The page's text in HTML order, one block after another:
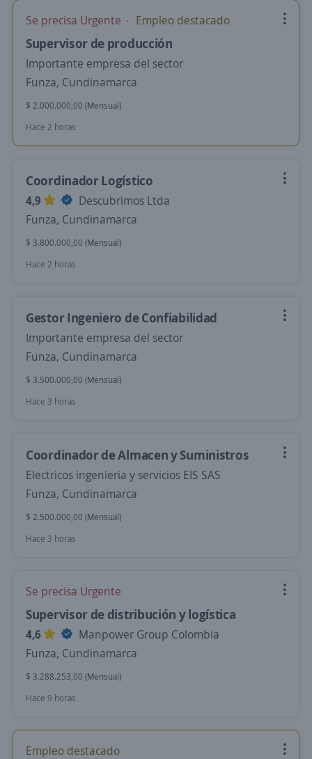
Se precisa Urgente Empleo destacado
Supervisor de producción
Importante empresa del sector
Funza, Cundinamarca
$ 2.000.000,00 (Mensual)
Hace 2 horas
Coordinador Logístico
4,9
Descubrimos Ltda
Funza, Cundinamarca
$ 3.800.000,00 (Mensual)
Hace 2 horas
Gestor Ingeniero de Confiabilidad
Importante empresa del sector
Funza, Cundinamarca
$ 3.500.000,00 (Mensual)
Hace 3 horas
Coordinador de Almacen y Suministros
Electricos ingenieria y servicios EIS SAS
Funza, Cundinamarca
$ 2.500.000,00 (Mensual)
Hace 3 horas
Se precisa Urgente
Supervisor de distribución y logística
4,6
Manpower Group Colombia
Funza, Cundinamarca
$ 3.288.253,00 (Mensual)
Hace 9 horas
Empleo destacado